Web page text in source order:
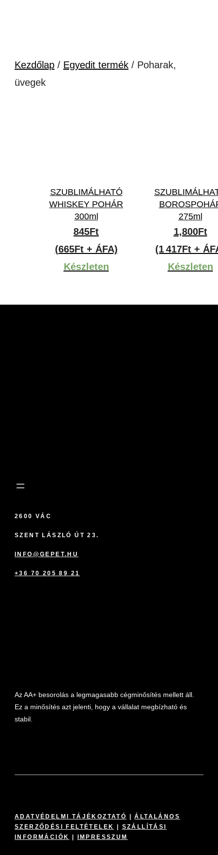
Kezdőlap / Egyedit termék / Poharak,
üvegek
SZUBLIMÁLHATÓ
WHISKEY POHÁR
300ml
845Ft
(665Ft + ÁFA)
Készleten
275ml
1,800Ft
(1 417Ft +
Készleten
2600 VÁC
SZENT LÁSZLÓ ÚT 23.
INFO@GEPET.HU
+36 70 205 89 21
Az AA+ besorolás a legmagasabb cégminősítés mellett áll.
Ez a minősítés azt jelenti, hogy a vállalat megbízható és
stabil.
ADATVÉDELMI TÁJÉKOZTATÓ |ÁLTALÁNOS
SZERZŐDÉSI FELTÉTELEK
SZÁLLÍTÁSI
INFORMÁCIÓK
IMPRESSZUM